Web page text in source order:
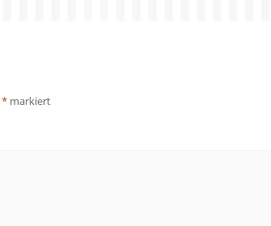
* markiert